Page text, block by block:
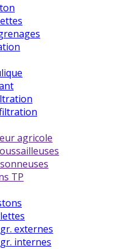
agricole
TP
externes
internes